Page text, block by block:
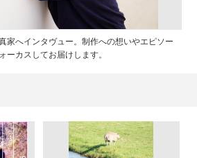
家へインタヴュー。制作への想いやエピソー
ーカスしてお届けします。